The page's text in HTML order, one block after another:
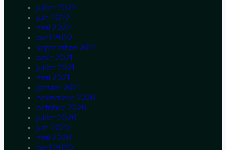
juillet 2022
juin 2022
mai 2022
avril 2022
septembre 2021
août 2021
juillet 2021
mai 2021
janvier 2021
novembre 2020
octobre 2020
juillet 2020
juin 2020
mai 2020
avril 2020